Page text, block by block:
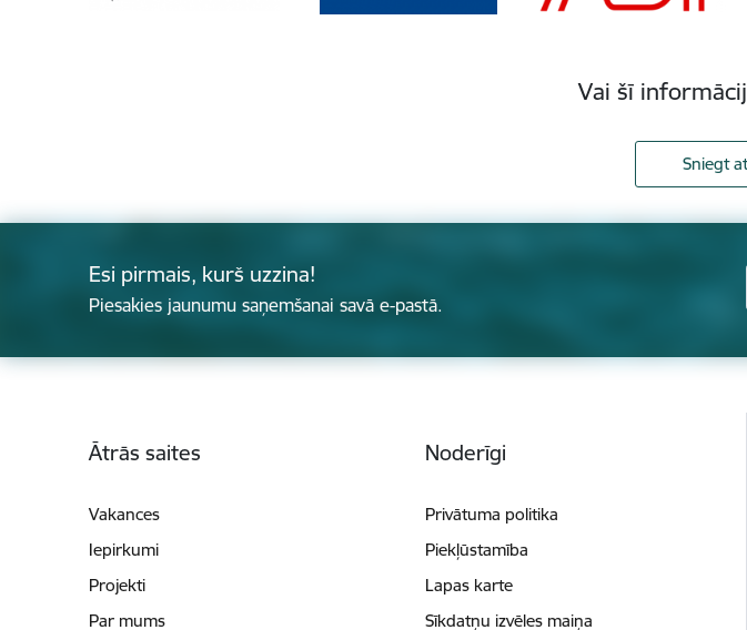
Vai šī
Sniegt
Esi pirmais, kurš uzzina!
Piesakies jaunumu saņemšanai savā e-pastā.
Ātrās saites
Vakances
Iepirkumi
Projekti
Par mums
Noderīgi
Privātuma politika
Piekļūstamība
Lapas karte
Sīkdatņu izvēles maiņa